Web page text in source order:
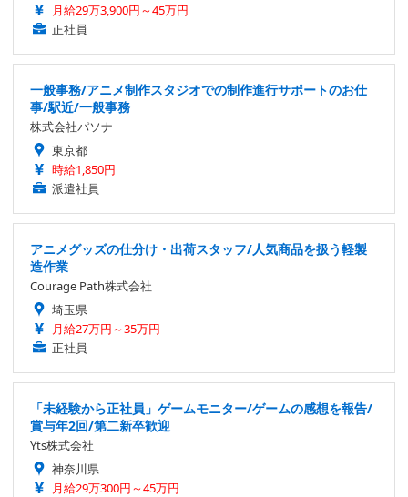
月給29万3,900円～45万円
正社員
一般事務/アニメ制作スタジオでの制作進行サポートのお仕
事/駅近/一般事務
株式会社パソナ
東京都
時給1,850円
派遣社員
アニメグッズの仕分け・出荷スタッフ/人気商品を扱う軽製
造作業
Courage Path株式会社
埼玉県
月給27万円～35万円
正社員
「未経験から正社員」ゲームモニター/ゲームの感想を報告/
賞与年2回/第二新卒歓迎
Yts株式会社
神奈川県
月給29万300円～45万円